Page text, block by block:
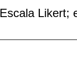
Escala Likert;